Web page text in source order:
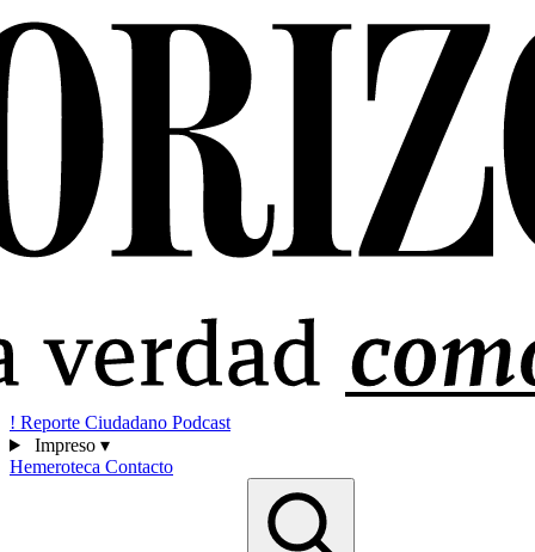
! Reporte Ciudadano Podcast
Impreso ▾
Hemeroteca Contacto